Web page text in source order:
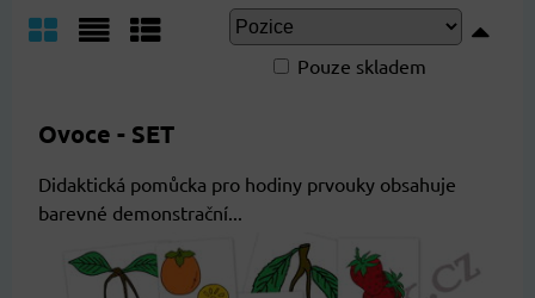
Pouze skladem
Ovoce - SET
Didaktická pomůcka pro hodiny prvouky obsahuje
barevné demonstrační...